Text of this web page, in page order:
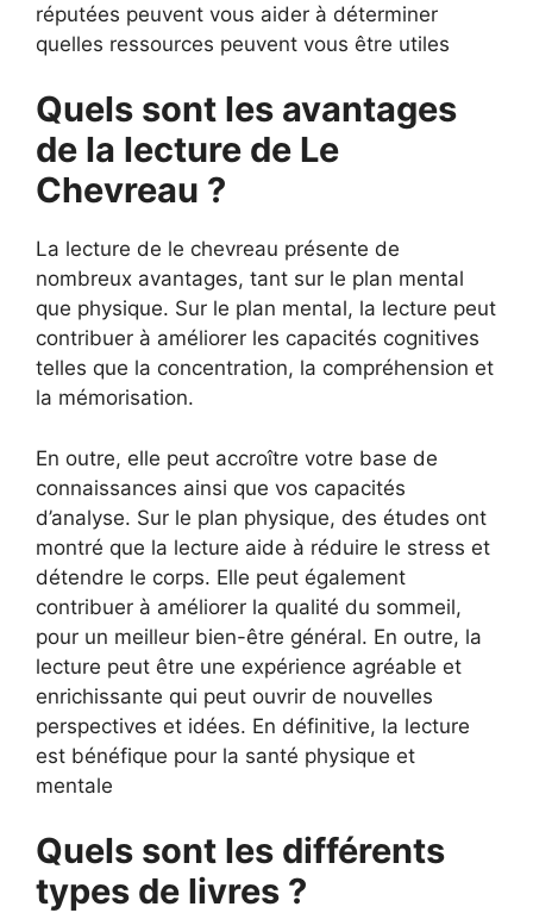
réputées peuvent vous aider à déterminer
quelles ressources peuvent vous être utiles
Quels sont les avantages
de la lecture de Le
Chevreau ?
La lecture de le chevreau présente de
nombreux avantages, tant sur le plan mental
que physique. Sur le plan mental, la lecture peut
contribuer à améliorer les capacités cognitives
telles que la concentration, la compréhension et
la mémorisation.
En outre, elle peut accroître votre base de
connaissances ainsi que vos capacités
d’analyse. Sur le plan physique, des études ont
montré que la lecture aide à réduire le stress et
détendre le corps. Elle peut également
contribuer à améliorer la qualité du sommeil,
pour un meilleur bien-être général. En outre, la
lecture peut être une expérience agréable et
enrichissante qui peut ouvrir de nouvelles
perspectives et idées. En définitive, la lecture
est bénéfique pour la santé physique et
mentale
Quels sont les différents
types de livres ?